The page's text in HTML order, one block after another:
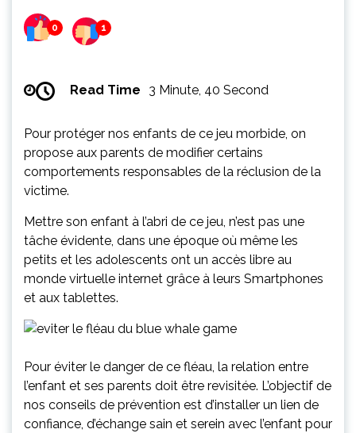
0 1
Read Time 3 Minute, 40 Second
Pour protéger nos enfants de ce jeu morbide, on
propose aux parents de modifier certains
comportements responsables de la réclusion de la
victime.
Mettre son enfant à l’abri de ce jeu, n’est pas une
tâche évidente, dans une époque où même les
petits et les adolescents ont un accès libre au
monde virtuelle internet grâce à leurs Smartphones
et aux tablettes.
Pour éviter le danger de ce fléau, la relation entre
l’enfant et ses parents doit être revisitée. L’objectif de
nos conseils de prévention est d’installer un lien de
confiance, d’échange sain et serein avec l’enfant pour